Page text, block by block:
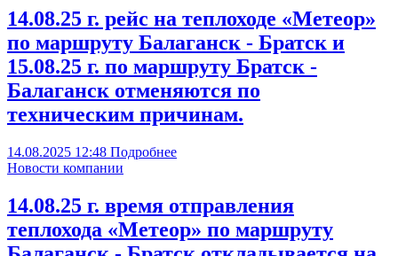
14.08.25 г. рейс на теплоходе «Метеор»
по маршруту Балаганск - Братск и
15.08.25 г. по маршруту Братск -
Балаганск отменяются по
техническим причинам.
14.08.2025 12:48 Подробнее
Новости компании
14.08.25 г. время отправления
теплохода «Метеор» по маршруту